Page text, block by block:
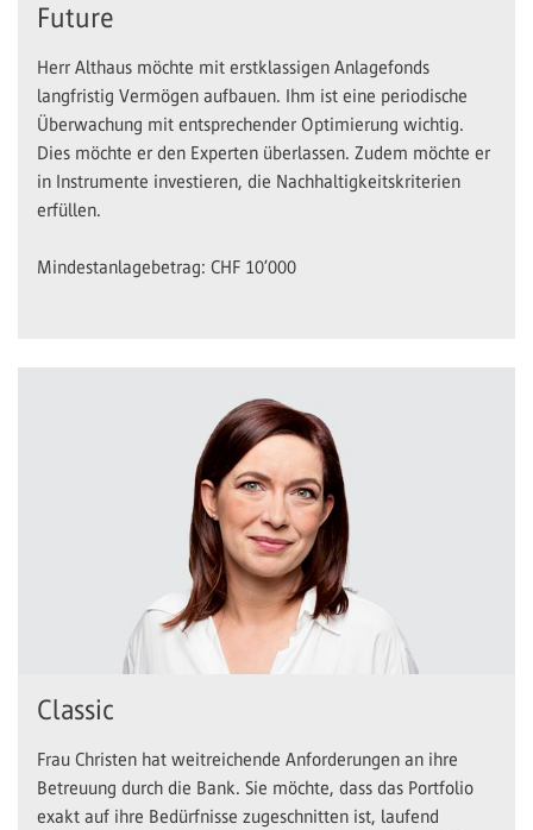
Future
Herr Althaus möchte mit erstklassigen Anlagefonds
langfristig Vermögen aufbauen. Ihm ist eine periodische
Überwachung mit entsprechender Optimierung wichtig.
Dies möchte er den Experten überlassen. Zudem möchte er
in Instrumente investieren, die Nachhaltigkeitskriterien
erfüllen.
Mindestanlagebetrag: CHF 10’000
Classic
Frau Christen hat weitreichende Anforderungen an ihre
Betreuung durch die Bank. Sie möchte, dass das Portfolio
exakt auf ihre Bedürfnisse zugeschnitten ist, laufend